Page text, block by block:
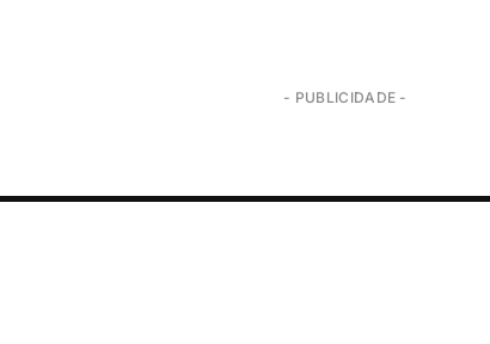
- PUBLICIDADE -